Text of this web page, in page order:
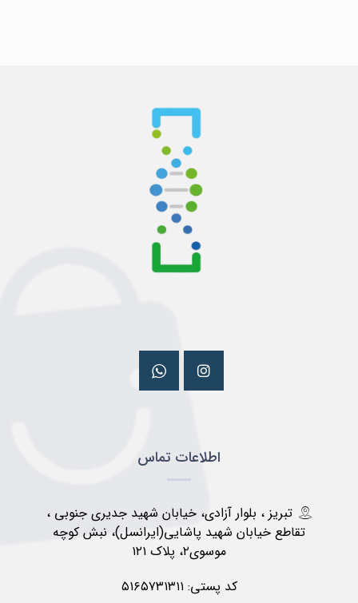
اطلاعات تماس
تبریز ، بلوار آزادی، خیابان شهید جدیری جنوبی ،
تقاطع خیابان شهید پاشایی(ایرانسل)، نبش کوچه
موسوی۲، پلاک ۱۲۱
کد پستی: ۵۱۶۵۷۳۱۳۱۱